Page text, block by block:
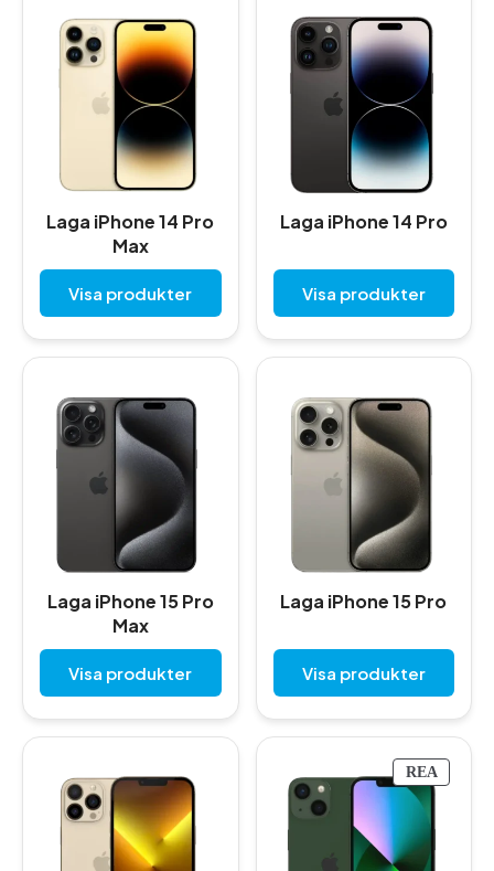
Laga iPhone 14 Pro
Max
Visa produkter
Laga iPhone 14 Pro
Visa produkter
Laga iPhone 15 Pro
Max
Visa produkter
Laga iPhone 15 Pro
Visa produkter
REAP
R